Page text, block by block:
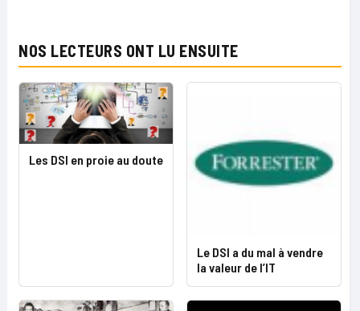
NOS LECTEURS ONT LU ENSUITE
Les DSI en proie au doute
Le DSI a du mal à vendre
la valeur de l’IT